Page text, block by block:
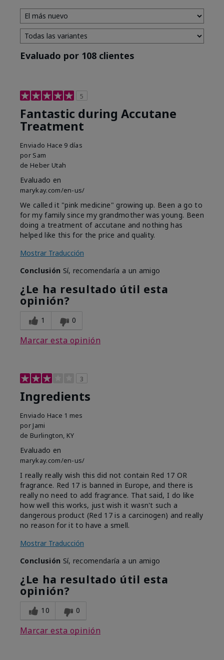
Evaluado por 108 clientes
5
Fantastic during Accutane
Treatment
Enviado Hace 9 días
por Sam
de Heber Utah
Evaluado en
marykay.com/en-us/
We called it "pink medicine" growing up. Been a go to
for my family since my grandmother was young. Been
doing a treatment of accutane and nothing has
helped like this for the price and quality.
Mostrar Traducción
Conclusión Sí, recomendaría a un amigo
¿Le ha resultado útil esta
opinión?
1 0
Marcar esta opinión
3
Ingredients
Enviado Hace 1 mes
por Jami
de Burlington, KY
Evaluado en
marykay.com/en-us/
I really really wish this did not contain Red 17 OR
fragrance. Red 17 is banned in Europe, and there is
really no need to add fragrance. That said, I do like
how well this works, just wish it wasn't such a
dangerous product (Red 17 is a carcinogen) and really
no reason for it to have a smell.
Mostrar Traducción
Conclusión Sí, recomendaría a un amigo
¿Le ha resultado útil esta
opinión?
10 0
Marcar esta opinión